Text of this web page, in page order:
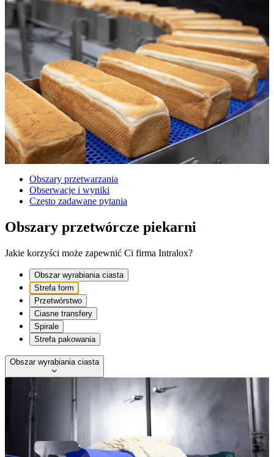
Obszary przetwarzania
Obserwacje i wyniki
Często zadawane pytania
Obszary przetwórcze piekarni
Jakie korzyści może zapewnić Ci firma Intralox?
Obszar wyrabiania ciasta
Strefa form
Przetwórstwo
Ciasne transfery
Spirale
Strefa pakowania
Obszar wyrabiania ciasta